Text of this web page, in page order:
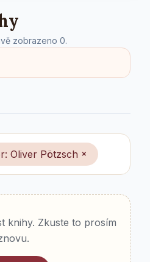
zobrazeno 0.
Oliver Pötzsch ×
knihy. Zkuste to prosím